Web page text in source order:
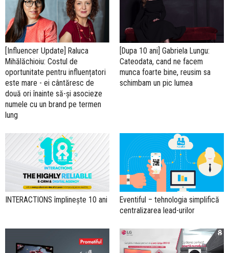
[Influencer Update] Raluca
Mihălăchioiu: Costul de
oportunitate pentru influențatori
este mare - ei cântăresc de
două ori înainte să-și asocieze
numele cu un brand pe termen
lung
[Dupa 10 ani] Gabriela Lungu:
Cateodata, cand ne facem
munca foarte bine, reusim sa
schimbam un pic lumea
INTERACTIONS împlineşte 10 ani
Eventiful – tehnologia simplifică
centralizarea lead-urilor